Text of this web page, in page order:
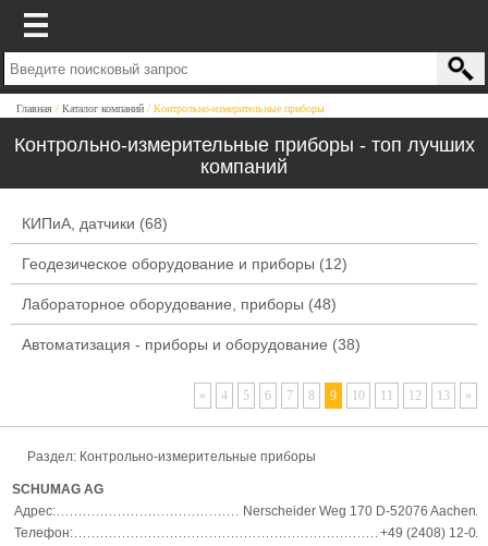
Главная Каталог компаний Контрольно-измерительные приборы
Контрольно-измерительные приборы - топ лучших
компаний
КИПиА, датчики (68)
Геодезическое оборудование и приборы (12)
Лабораторное оборудование, приборы (48)
Автоматизация - приборы и оборудование (38)
« 4 5 6 7 8 9 10 11 12 13 »
Раздел: Контрольно-измерительные приборы
SCHUMAG AG
Адрес:
Nerscheider Weg 170 D-52076 Aachen
Телефон:
+49 (2408) 12-0